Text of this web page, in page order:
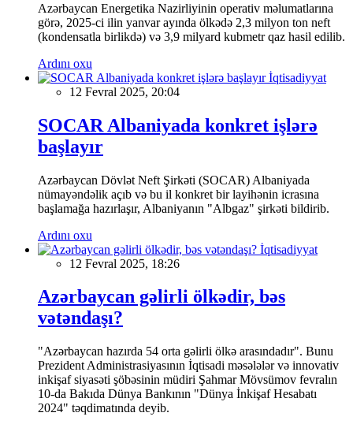
Azərbaycan Energetika Nazirliyinin operativ məlumatlarına
görə, 2025-ci ilin yanvar ayında ölkədə 2,3 milyon ton neft
(kondensatla birlikdə) və 3,9 milyard kubmetr qaz hasil edilib.
Ardını oxu
İqtisadiyyat
12 Fevral 2025, 20:04
SOCAR Albaniyada konkret işlərə
başlayır
Azərbaycan Dövlət Neft Şirkəti (SOCAR) Albaniyada
nümayəndəlik açıb və bu il konkret bir layihənin icrasına
başlamağa hazırlaşır, Albaniyanın "Albgaz" şirkəti bildirib.
Ardını oxu
İqtisadiyyat
12 Fevral 2025, 18:26
Azərbaycan gəlirli ölkədir, bəs
vətəndaşı?
"Azərbaycan hazırda 54 orta gəlirli ölkə arasındadır". Bunu
Prezident Administrasiyasının İqtisadi məsələlər və innovativ
inkişaf siyasəti şöbəsinin müdiri Şahmar Mövsümov fevralın
10-da Bakıda Dünya Bankının "Dünya İnkişaf Hesabatı
2024" təqdimatında deyib.